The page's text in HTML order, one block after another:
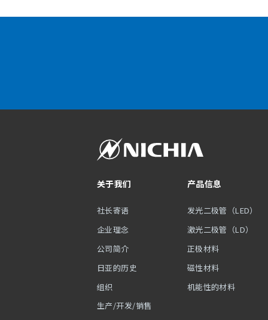
关于我们
社长寄语
企业理念
公司简介
日亚的历史
组织
生产/开发/销售
产品信息
发光二极管（LED）
激光二极管（LD）
正极材料
磁性材料
机能性的材料